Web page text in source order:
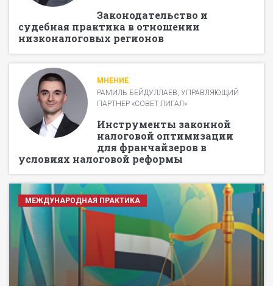
Законодательство и
судебная практика в отношении
низконалоговых регионов
МНЕНИЕ
РАМИЛЬ БЕЙДУЛЛАЕВ, УПРАВЛЯЮЩИЙ
ПАРТНЕР «СОВЕТ ЛИГАЛ»
Инструменты законной
налоговой оптимизации
для франчайзеров в
условиях налоговой реформы
МЕЖДУНАРОДНАЯ ПРАКТИКА